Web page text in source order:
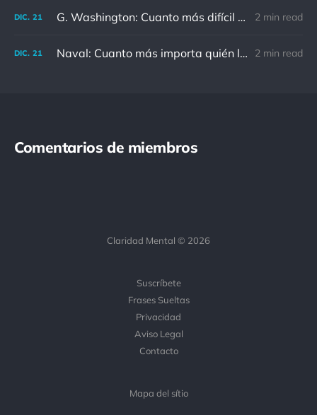
DIC. 21 G. Washington: Cuanto más difícil es el conflicto, mayor es el triunfo. 2 min read
DIC. 21 Naval: Cuanto más importa quién lo ha dicho, menos importa en realidad 2 min read
Comentarios de miembros
Claridad Mental © 2026
Suscríbete
Frases Sueltas
Privacidad
Aviso Legal
Contacto
Mapa del sítio